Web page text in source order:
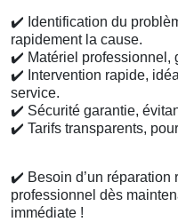
✔️ Identification du
rapidement la cause.
✔️ Matériel professionnel,
✔️ Intervention rapide,
service.
✔️ Sécurité garantie,
✔️ Tarifs transparents,
✔️ Besoin d’un
professionnel dès
immédiate !